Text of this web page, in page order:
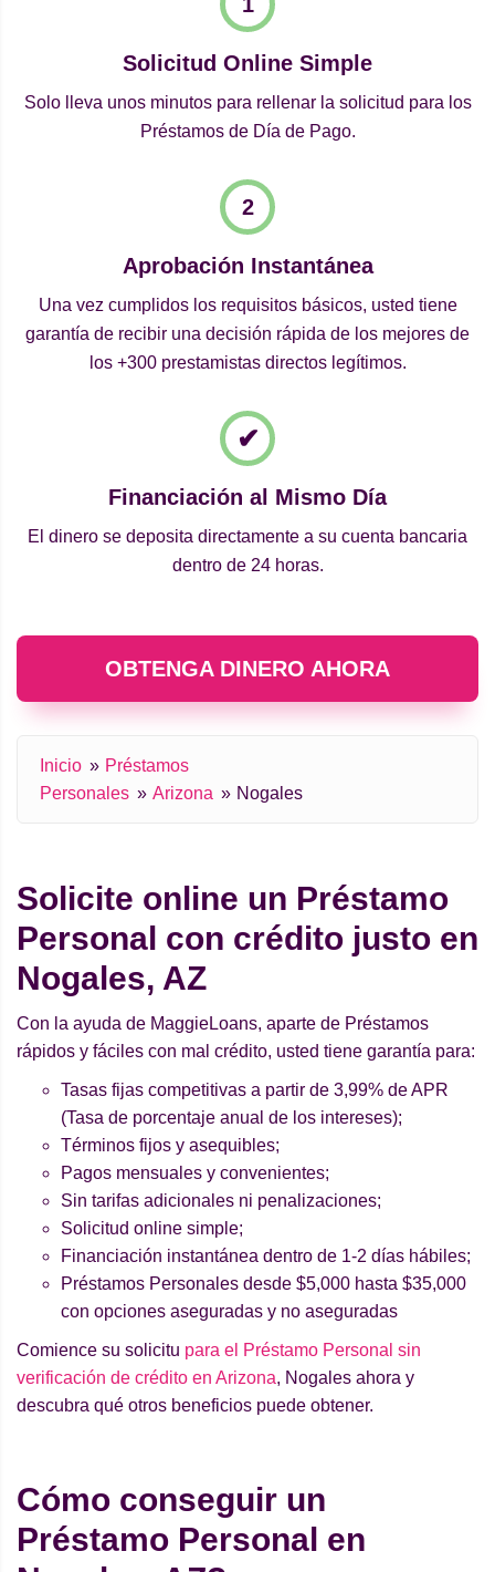
Solicitud Online Simple
Solo lleva unos minutos para rellenar la solicitud para los
Préstamos de Día de Pago.
Aprobación Instantánea
Una vez cumplidos los requisitos básicos, usted tiene
garantía de recibir una decisión rápida de los mejores de
los +300 prestamistas directos legítimos.
Financiación al Mismo Día
El dinero se deposita directamente a su cuenta bancaria
dentro de 24 horas.
OBTENGA DINERO AHORA
Inicio
Préstamos
Personales
Arizona Nogales
Solicite online un Préstamo
Personal con crédito justo en
Nogales, AZ
Con la ayuda de MaggieLoans, aparte de Préstamos
rápidos y fáciles con mal crédito, usted tiene garantía para:
Tasas fijas competitivas a partir de 3,99% de APR
(Tasa de porcentaje anual de los intereses);
Términos fijos y asequibles;
Pagos mensuales y convenientes;
Sin tarifas adicionales ni penalizaciones;
Solicitud online simple;
Financiación instantánea dentro de 1-2 días hábiles;
Préstamos Personales desde $5,000 hasta $35,000
con opciones aseguradas y no aseguradas
Comience su solicitu para el Préstamo Personal sin
verificación de crédito en Arizona, Nogales ahora y
descubra qué otros beneficios puede obtener.
Cómo conseguir un
Préstamo Personal en